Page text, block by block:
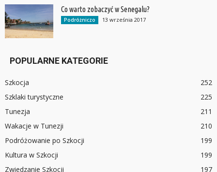
Co warto zobaczyć w Senegalu?
Podróżniczo 13 września 2017
POPULARNE KATEGORIE
Szkocja
252
Szklaki turystyczne
225
Tunezja
211
Wakacje w Tunezji
210
Podróżowanie po Szkocji
199
Kultura w Szkocji
199
Zwiedzanie Szkocji
197